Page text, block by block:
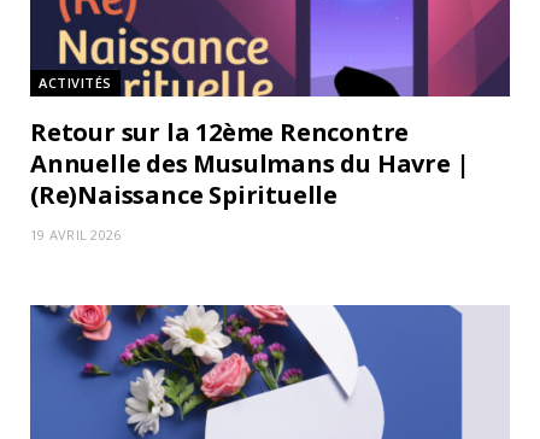
ACTIVITÉS
Retour sur la 12ème Rencontre
Annuelle des Musulmans du Havre |
(Re)Naissance Spirituelle
19 AVRIL 2026